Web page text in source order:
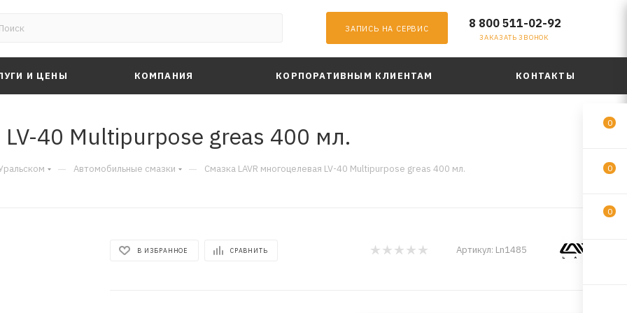
ЗАПИСЬ НА СЕРВИС 8 800 511-02-92
ЗАКАЗАТЬ ЗВОНОК
И ЦЕНЫ КОМПАНИЯ КОРПОРАТИВНЫМ КЛИЕНТАМ КОНТАКТЫ
40 Multipurpose greas 400 мл.
— Автомобильные смазки — Смазка LAVR многоцелевая LV-40 Multipurpose greas 400 мл.
В ИЗБРАННОЕ СРАВНИТЬ Артикул: Ln1485
0
0
0